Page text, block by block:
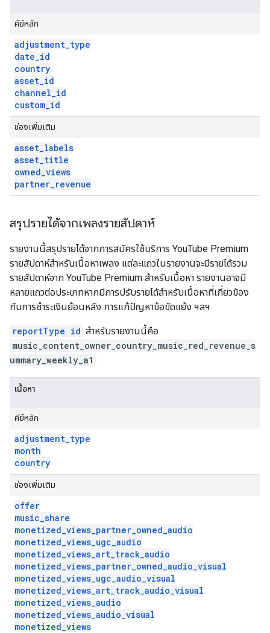
คีย์หลัก
adjustment_type
date_id
country
asset_id
channel_id
custom_id
ช่องเพิ่มเติม
asset_labels
asset_title
owned_views
partner_revenue
สรุปรายได้จากเพลงรายสัปดาห์
รายงานนี้สรุปรายได้จากการสมัครใช้บริการ YouTube Premium
รายสัปดาห์สำหรับเนื้อหาเพลง แต่ละแถวในรายงานจะมีรายได้รวม
รายสัปดาห์จาก YouTube Premium สำหรับเนื้อหา รายงานอาจมี
หลายแถวต่อประเภทหากมีการปรับรายได้สำหรับเนื้อหาที่เกี่ยวข้อง
กับการชำระเงินย้อนหลัง การแก้ปัญหาข้อขัดแย้ง ฯลฯ
reportType id สำหรับรายงานนี้คือ
music_content_owner_country_music_red_revenue_s
ummary_weekly_a1
เนื้อหา
คีย์หลัก
adjustment_type
month
country
ช่องเพิ่มเติม
offer
music_share
monetized_views_partner_owned_audio
monetized_views_ugc_audio
monetized_views_art_track_audio
monetized_views_partner_owned_audio_visual
monetized_views_ugc_audio_visual
monetized_views_art_track_audio_visual
monetized_views_audio
monetized_views_audio_visual
monetized_views